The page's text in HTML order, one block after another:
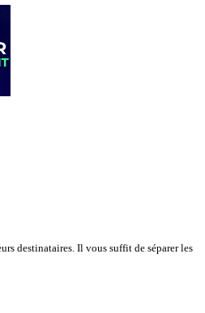
destinataires. Il vous suffit de séparer les